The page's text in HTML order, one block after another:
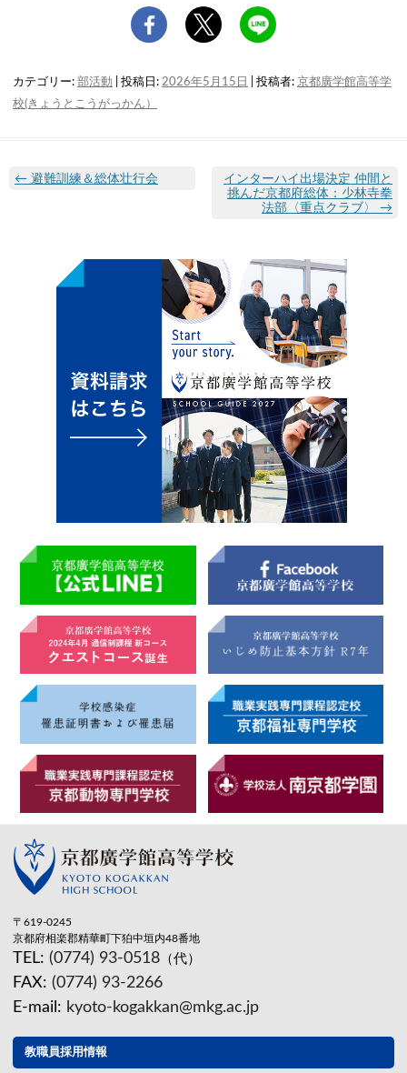
カテゴリー: 部活動 | 投稿日: 2026年5月15日 投稿者: 京都廣学館高等学
校(きょうとこうがっかん）
← 避難訓練＆総体壮行会
インターハイ出場決定 仲間と
挑んだ京都府総体：少林寺拳
法部〈重点クラブ〉 →
〒619-0245
京都府相楽郡精華町下狛中垣内48番地
TEL: (0774) 93-0518 （代）
FAX: (0774) 93-2266
E-mail: kyoto-kogakkan@mkg.ac.jp
教職員採用情報